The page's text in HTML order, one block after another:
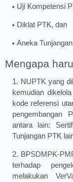
Uji Kompetensi
Diklat PTK, dan
Aneka
Mengapa
NUPTK yang
kemudian
kode referensi
pengembangan
antara lain:
Tunjangan PTK
BPSDMPK-
terhadap
melakukan